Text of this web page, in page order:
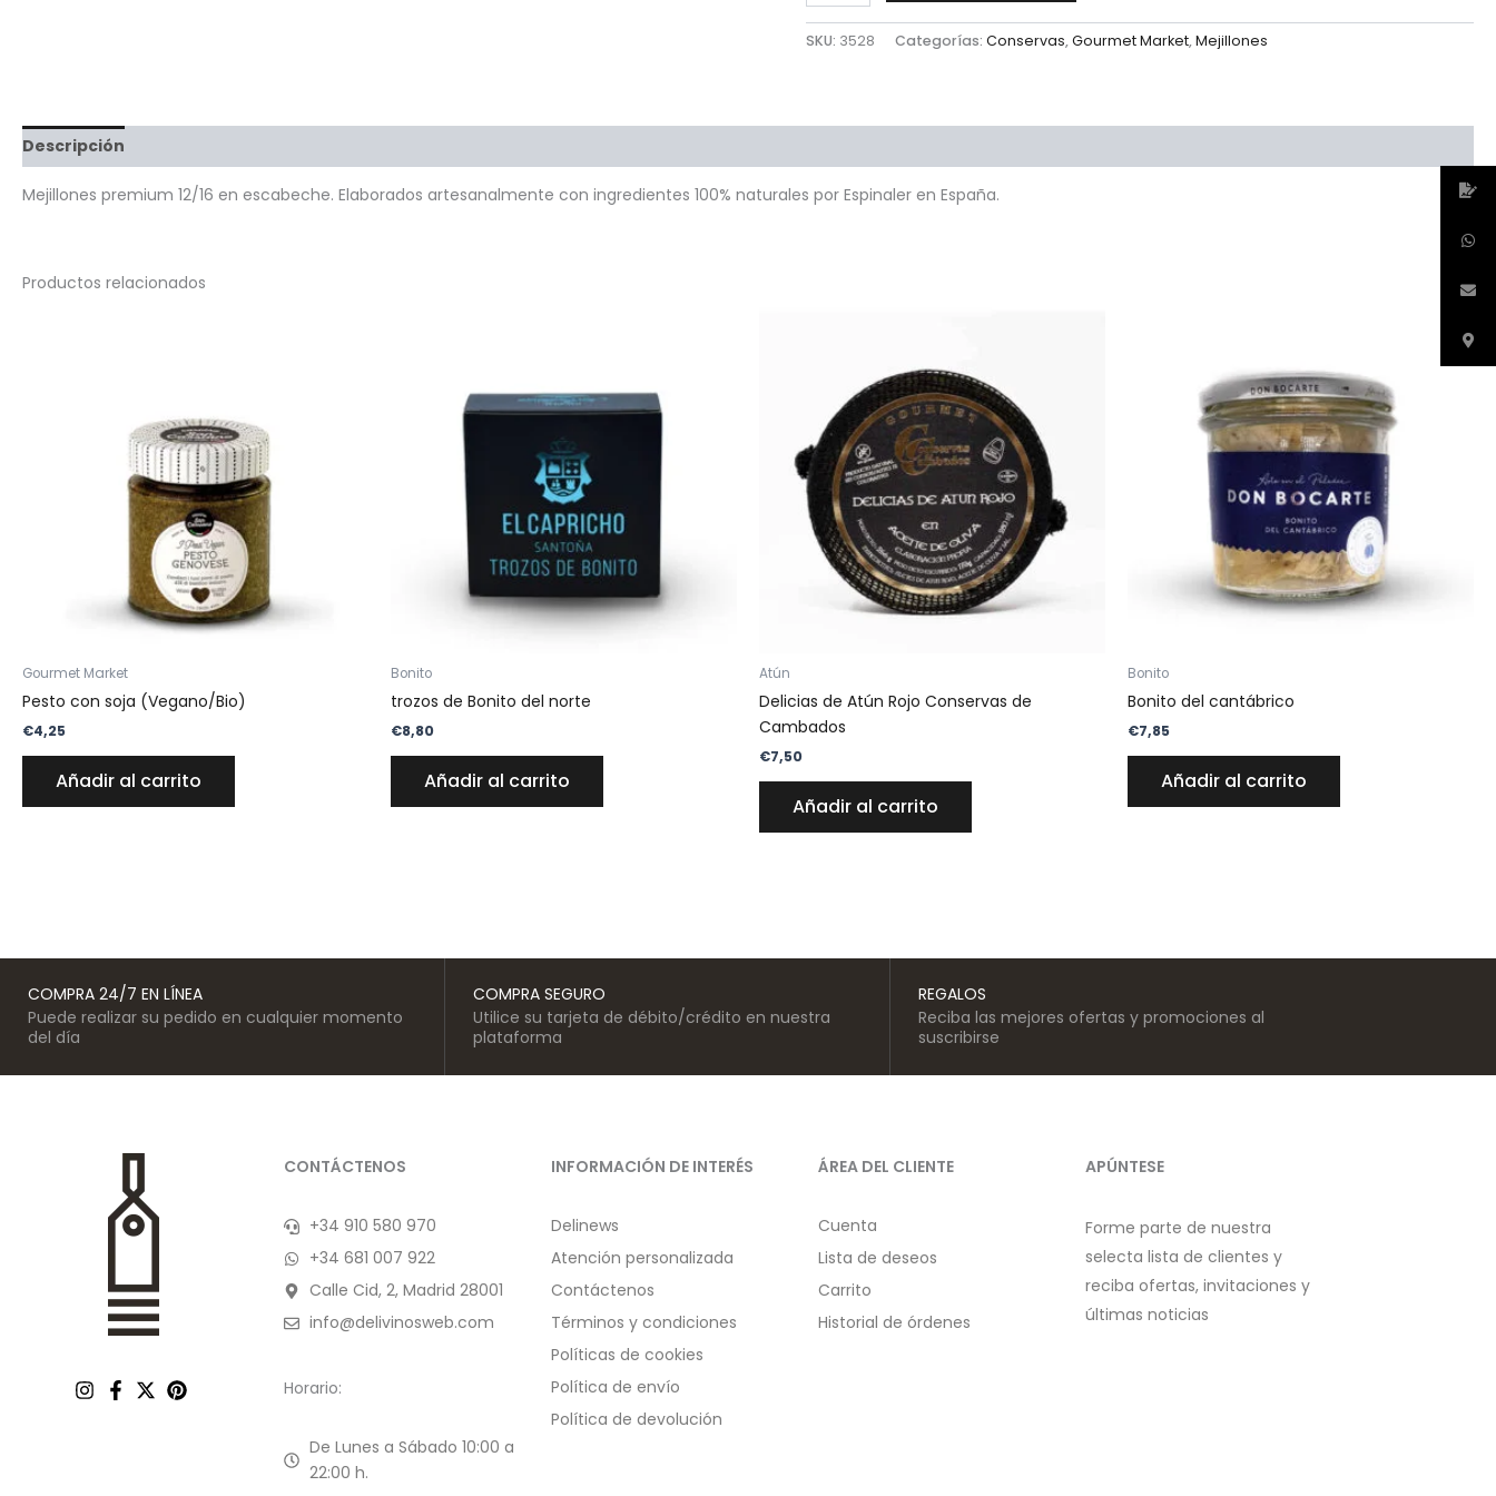
SKU: 3528 Categorías:Conservas,Gourmet Market,Mejillones
Descripción
Mejillones premium 12/16 en escabeche. Elaborados artesanalmente con ingredientes 100% naturales por Espinaler en España.
Productos relacionados
Gourmet Market
Pesto con soja (Vegano/Bio)
€4,25
Añadir al carrito
Bonito
trozos de Bonito del norte
€8,80
Añadir al carrito
Atún
Delicias de Atún Rojo Conservas de
Cambados
€7,50
Añadir al carrito
Bonito
Bonito del cantábrico
€7,85
Añadir al carrito
COMPRA 24/7 EN LÍNEA
Puede realizar su pedido en cualquier momento
del día
COMPRA SEGURO
Utilice su tarjeta de débito/crédito en nuestra
plataforma
REGALOS
Reciba las mejores ofertas y promociones al
suscribirse
CONTÁCTENOS
+34 910 580 970
+34 681 007 922
Calle Cid, 2, Madrid 28001
info@delivinosweb.com
Horario:
De Lunes a Sábado 10:00 a
22:00 h.
INFORMACIÓN DE INTERÉS
Delinews
Atención personalizada
Contáctenos
Términos y condiciones
Políticas de cookies
Política de envío
Política de devolución
ÁREA DEL CLIENTE
Cuenta
Lista de deseos
Carrito
Historial de órdenes
APÚNTESE
Forme parte de nuestra
selecta lista de clientes y
reciba ofertas, invitaciones y
últimas noticias